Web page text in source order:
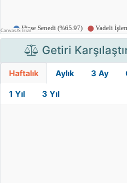
Getiri
Haftalık Aylık 3 Ay
1 Yıl 3 Yıl